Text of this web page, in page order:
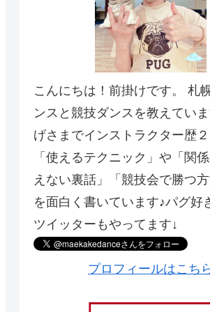
こんにちは！前掛けです。 札
ンスと競技ダンスを教えてい
げさまでインストラクター歴２
「使えるテクニック」や「関
えない裏話」「競技会で勝つ
を面白く書いています♪パグ好
ツイッターもやってます↓
プロフィールはこち